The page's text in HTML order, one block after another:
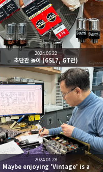
트위터
Pocket
초단관 놀이 (6SL7, GT관)
2024.05.22
Maybe enjoying 'Vintage' is a
2024.01.28